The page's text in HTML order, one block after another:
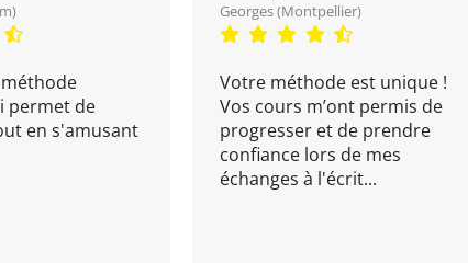
permet de
en s'amusant
Georges (Montpellier)
Votre méthode est unique !
Vos cours m’ont permis de
progresser et de prendre
confiance lors de mes
échanges à l'écrit...